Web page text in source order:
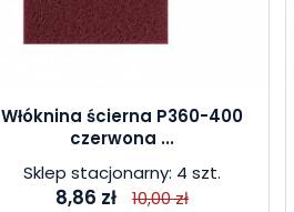
Włóknina ścierna P360-400
czerwona ...
Sklep stacjonarny: 4 szt.
8,86 zł 10,00 zł